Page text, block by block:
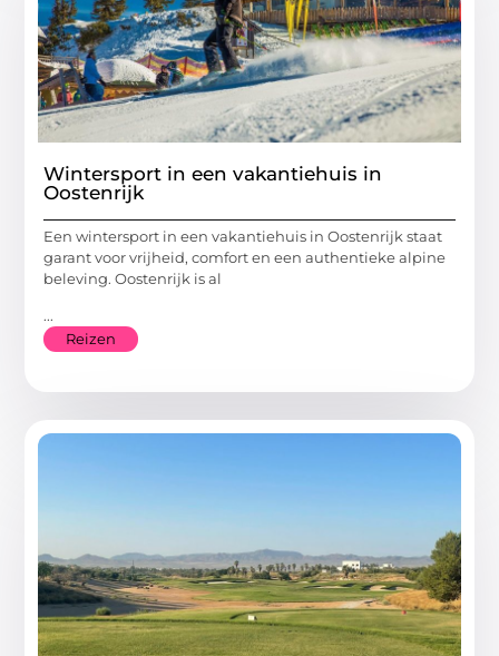
Wintersport in een vakantiehuis in
Oostenrijk
Een wintersport in een vakantiehuis in Oostenrijk staat
garant voor vrijheid, comfort en een authentieke alpine
beleving. Oostenrijk is al
...
Reizen